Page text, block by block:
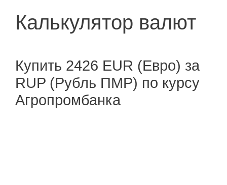
Калькулятор валют
Купить 2426 EUR (Евро) за
RUP (Рубль ПМР) по курсу
Агропромбанка